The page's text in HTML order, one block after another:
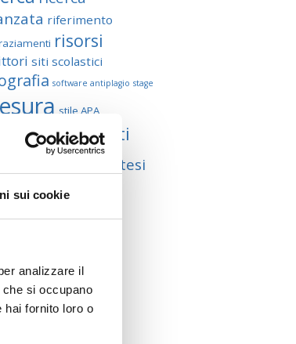
sui cookie
analizzare il
si occupano
hai fornito loro o
riferimento
risorsi
siti scolastici
software antiplagio stage
stile APA
studenti
tesi